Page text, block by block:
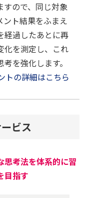
すので、同じ対象
ント結果をふまえ
経過したあとに再
化を測定し、これ
を強化します。
トの詳細はこちら
ビス
思考法を体系的に習
目指す